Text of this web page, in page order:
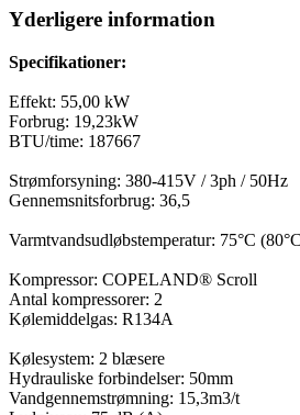
Yderligere information
Specifikationer:
Effekt: 55,00 kW
Forbrug: 19,23kW
BTU/time: 187667
Strømforsyning: 380-415V / 3ph / 50Hz
Gennemsnitsforbrug: 36,5
Varmtvandsudløbstemperatur: 75°C
Kompressor: COPELAND® Scroll
Antal kompressorer: 2
Kølemiddelgas: R134A
Kølesystem: 2 blæsere
Hydrauliske forbindelser: 50mm
Vandgennemstrømning: 15,3m3/t